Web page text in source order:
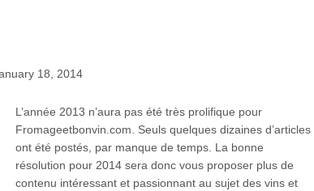
18, 2014
L’année 2013 n’aura pas été très prolifique pour
Fromageetbonvin.com. Seuls quelques dizaines d’articles
ont été postés, par manque de temps. La bonne
résolution pour 2014 sera donc vous proposer plus de
contenu intéressant et passionnant au sujet des vins et